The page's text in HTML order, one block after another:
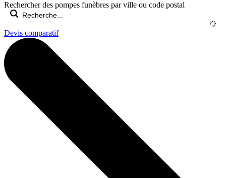
Rechercher des pompes funèbres par ville ou code postal
Devis comparatif